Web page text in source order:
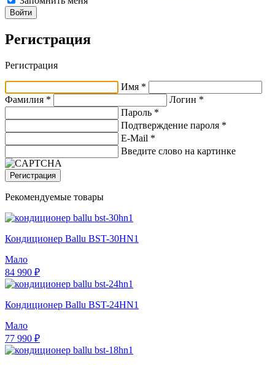
Войти
Регистрация
Регистрация
Имя *
Фамилия *
Логин *
Пароль *
Подтверждение пароля *
E-Mail *
Введите слово на картинке
Регистрация
Рекомендуемые товары
Кондиционер Ballu BST-30HN1
Мало
84 990 ₽
Кондиционер Ballu BST-24HN1
Мало
77 990 ₽